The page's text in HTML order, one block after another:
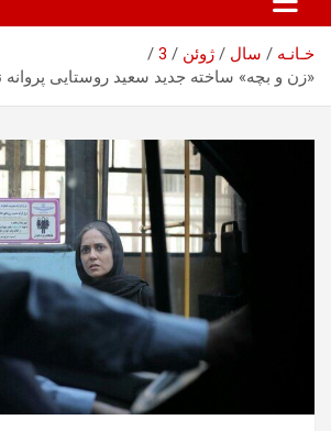
خـانـه سال ژوئن
3
«زن و بچه» ساخته جدید سعید روستایی